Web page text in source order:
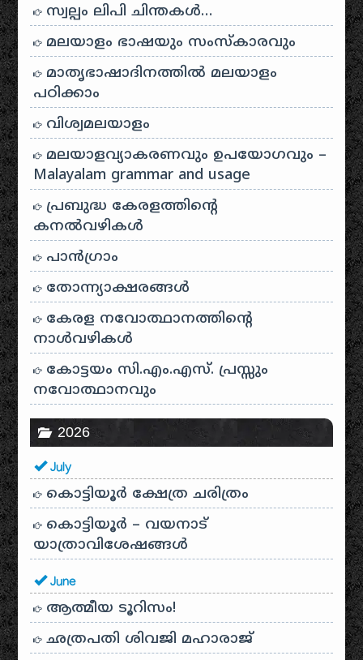
സ്വല്പം ലിപി ചിന്തകൾ…
മലയാളം ഭാഷയും സംസ്കാരവും
മാതൃഭാഷാദിനത്തിൽ മലയാളം
പഠിക്കാം
വിശ്വമലയാളം
മലയാളവ്യാകരണവും ഉപയോഗവും –
Malayalam grammar and usage
പ്രബുദ്ധ കേരളത്തിന്റെ
കനൽവഴികൾ
പാന്‍ഗ്രാം
തോന്ന്യാക്ഷരങ്ങള്‍
കേരള നവോത്ഥാനത്തിന്റെ
നാൾവഴികൾ
കോട്ടയം സി.എം.എസ്. പ്രസ്സും
നവോത്ഥാനവും
2026
July
കൊട്ടിയൂർ ക്ഷേത്ര ചരിത്രം
കൊട്ടിയൂർ – വയനാട്
യാത്രാവിശേഷങ്ങൾ
June
ആത്മീയ ടൂറിസം!
ഛത്രപതി ശിവജി മഹാരാജ്